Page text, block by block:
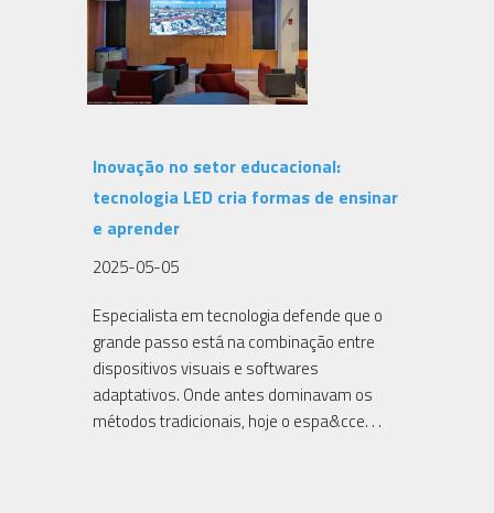
Inovação no setor educacional:
tecnologia LED cria formas de ensinar
e aprender
2025-05-05
Especialista em tecnologia defende que o
grande passo está na combinação entre
dispositivos visuais e softwares
adaptativos. Onde antes dominavam os
métodos tradicionais, hoje o espa&cce. . .